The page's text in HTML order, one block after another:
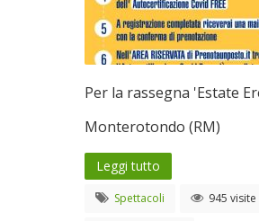
Per la rassegna 'Estate
Monterotondo (RM)
Leggi tutto
Spettacoli 945 visite